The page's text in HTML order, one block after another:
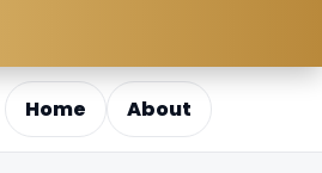
Home About